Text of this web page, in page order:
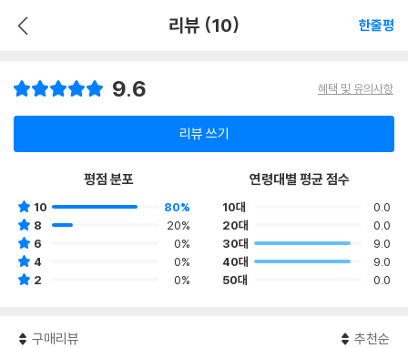
리뷰 (10) 한줄평
9.6 혜택 및 유의사항
리뷰 쓰기
평점 분포
10
80%
8
20%
6
0%
4
0%
2
0%
연령대별 평균 점수
10대
0.0
20대
0.0
30대
9.0
40대
9.0
50대
0.0
구매리뷰 추천순